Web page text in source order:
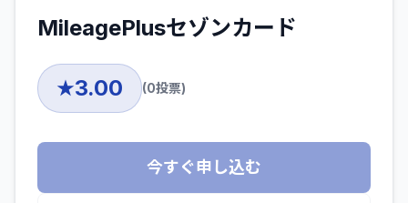
MileagePlusセゾンカード
★3.00 (0投票)
今すぐ申し込む